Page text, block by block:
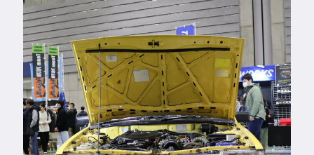
All Articles
特集&連載記事
Feature
Series